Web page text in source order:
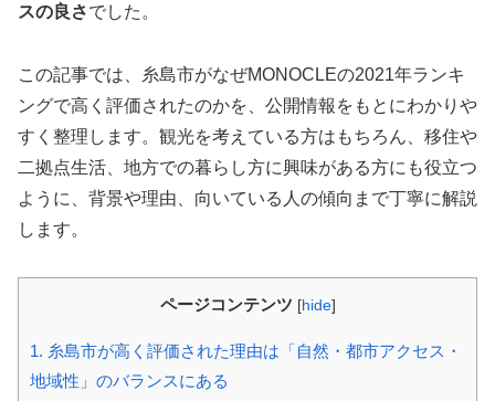
スの良さでした。
この記事では、糸島市がなぜMONOCLEの2021年ランキ
ングで高く評価されたのかを、公開情報をもとにわかりや
すく整理します。観光を考えている方はもちろん、移住や
二拠点生活、地方での暮らし方に興味がある方にも役立つ
ように、背景や理由、向いている人の傾向まで丁寧に解説
します。
ページコンテンツ [hide]
1. 糸島市が高く評価された理由は「自然・都市アクセス・
地域性」のバランスにある